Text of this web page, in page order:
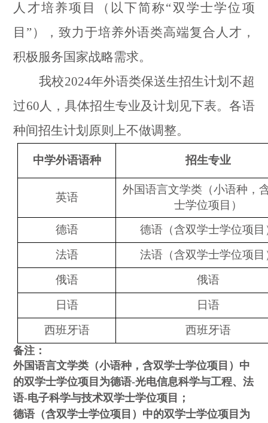
人才培养项目（以下简称“双学士学位项
目”），致力于培养外语类高端复合人才，
积极服务国家战略需求。
我校2024年外语类保送生招生计划不超
过60人，具体招生专业及计划见下表。各语
种间招生计划原则上不做调整。
中学外语语种 招生专业
英语
外国语言文学类（小语种，
士学位项目）
德语
德语（含双学士学位项目
法语
法语（含双学士学位项目
俄语
俄语
日语
日语
西班牙语
西班牙语
备注：
外国语言文学类（小语种，含双学士学位项目）中
的双学士学位项目为德语-光电信息科学与工程、法
语-电子科学与技术双学士学位项目；
德语（含双学士学位项目）中的双学士学位项目为